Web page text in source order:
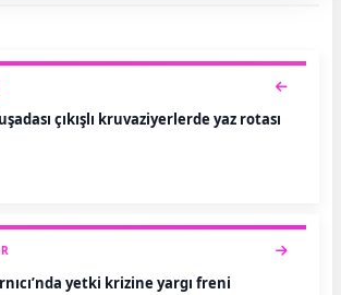
çıkışlı kruvaziyerlerde yaz rotası
yetki krizine yargı freni